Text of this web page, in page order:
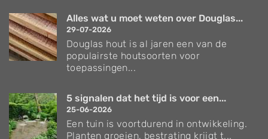
Alles wat u moet weten over Douglas...
29-07-2026
Douglas hout is al jaren een van de
populairste houtsoorten voor
toepassingen...
5 signalen dat het tijd is voor een...
25-06-2026
Een tuin is voortdurend in ontwikkeling.
Planten groeien, bestrating krijgt t...